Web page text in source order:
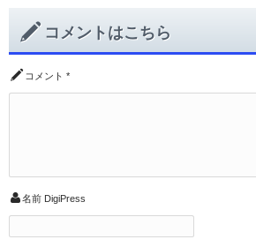
コメントはこちら
コメント *
名前 DigiPress